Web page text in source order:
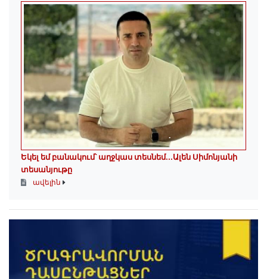
Եկել եմ բանակում՝ աղջկաս տեսնեմ․․․Ալեն Սիմոնյանի
տեսանյութը
ավելին